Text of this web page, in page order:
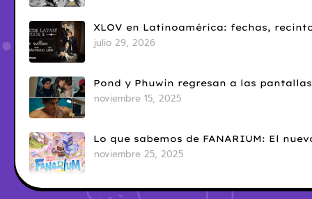
XLOV en Latinoamérica: fechas,
julio 29, 2026
Pond y Phuwin regresan a las
noviembre 15, 2025
Lo que sabemos de FANARIUM: El
noviembre 25, 2025